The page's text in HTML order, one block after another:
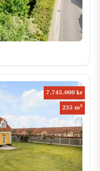
7.745.000 kr
235 m2